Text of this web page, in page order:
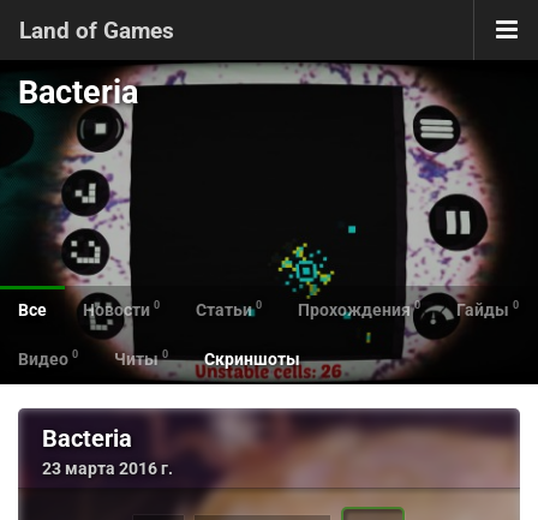
Land of Games
Bacteria
Все Новости 0 Статьи 0 Прохождения 0 Гайды 0
Видео 0 Читы 0 Скриншоты
Bacteria
23 марта 2016 г.